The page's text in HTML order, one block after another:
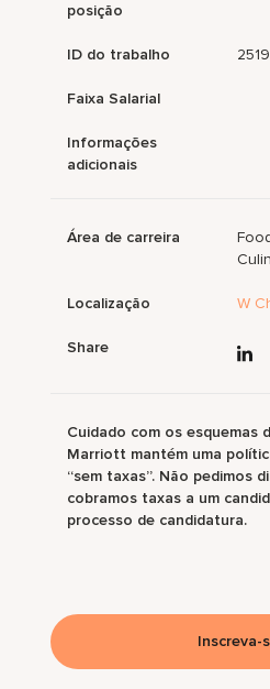
posição
ID do trabalho
Faixa Salarial
Informações
adicionais
Área de carreira
Localização W
Share
Cuidado com os esquemas
Marriott mantém uma
“sem taxas”. Não pedimos
cobramos taxas a um
processo de candidatura.
Inscreva-